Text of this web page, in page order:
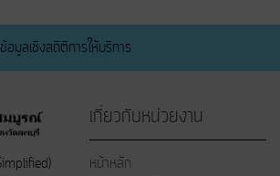
ข้อมูลเชิงสถิติการให้บริการ
เกี่ยวกับหน่วยงาน
หน้าหลัก